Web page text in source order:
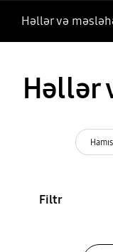
Həllər və
Həllər
Filtr